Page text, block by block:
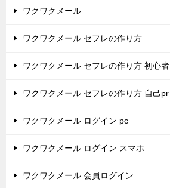
ワクワクメール
ワクワクメール セフレの作り方
ワクワクメール セフレの作り方 初心者
ワクワクメール セフレの作り方 自己pr
ワクワクメール ログイン pc
ワクワクメール ログイン スマホ
ワクワクメール 会員ログイン